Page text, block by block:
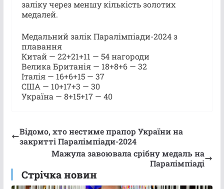
заліку через меншу кількість золотих
медалей.
Медальний залік Паралімпіади-2024 з
плавання
Китай — 22+21+11 — 54 нагороди
Велика Британія — 18+8+6 — 32
Італія — 16+6+15 — 37
США — 10+17+3 — 30
Україна — 8+15+17 — 40
Відомо, хто нестиме прапор України на
закритті Паралімпіади-2024
Мажула завоювала срібну медаль на
Паралімпіаді
Стрічка новин